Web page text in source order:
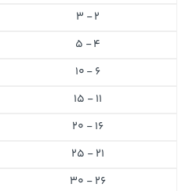
2 - 3
4 - 5
6 - 10
11 - 15
16 - 20
21 - 25
26 - 30